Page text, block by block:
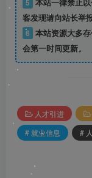
5 本站一律禁止
客发现请向站长举
6 本站资源大多
会第一时间更新。
人才引进
# 就业信息
#